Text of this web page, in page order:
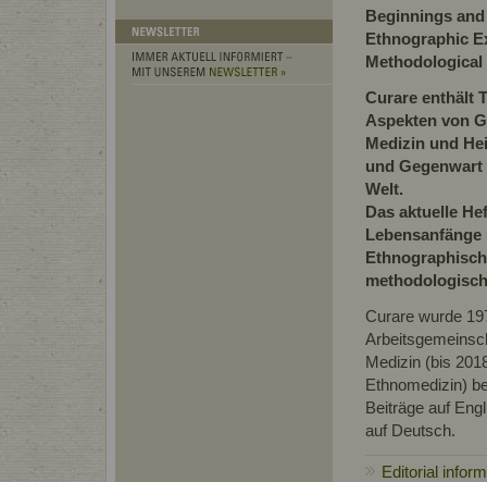
Beginnings
Ethnographic
Curare enthält
Aspekten von
Medizin und
und
Welt.
Das aktuelle
Lebensanfänge
Curare wurde
Medizin (bis
Ethnomedizin)
Beiträge auf
auf Deutsch.
Editorial